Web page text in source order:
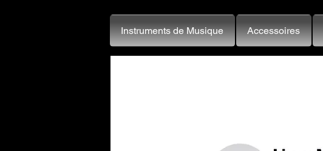
Instruments de Musique Accessoires